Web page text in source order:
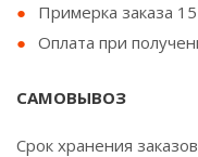
Примерка заказа
Оплата при
САМОВЫВОЗ
Срок хранения